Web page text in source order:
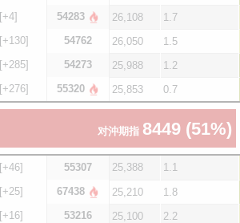
[+4] 54283 26,108 1.7
[+130] 54762 26,050 1.5
[+285] 54273 25,988 1.2
[+276] 55320 25,853 0.7
对沖期指 8449 (51%)
[+46] 55307 25,388 1.1
[+25] 67438 25,210 1.8
[+16] 53216 25,100 2.2